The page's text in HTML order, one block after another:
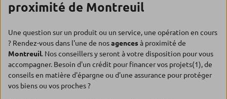
proximité de Montreuil
Une question sur un produit ou un service, une opération en cours
? Rendez-vous dans l'une de nosagencesà proximité de
Montreuil. Nos conseillers y seront à votre disposition pour vous
accompagner. Besoin d'un crédit pour financer vos projets(1), de
conseils en matière d'épargne ou d'une assurance pour protéger
vos biens ou vos proches ?